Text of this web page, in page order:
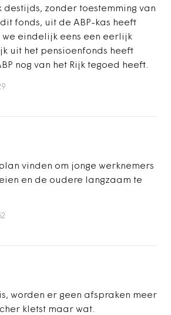
destijds, zonder toestemming van
fonds, uit de ABP-kas heeft
eindelijk eens een eerlijk
uit het pensioenfonds heeft
nog van het Rijk tegoed heeft.
vinden om jonge werknemers
en de oudere langzaam te
worden er geen afspraken meer
kletst maar wat.